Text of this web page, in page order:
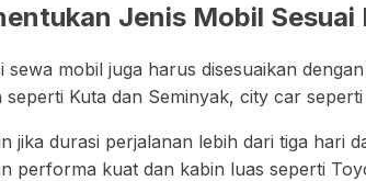
Jenis Mobil Sesuai
sewa mobil juga harus disesuaikan
seperti Kuta dan Seminyak, city car
jika durasi perjalanan lebih dari tiga hari
performa kuat dan kabin luas seperti